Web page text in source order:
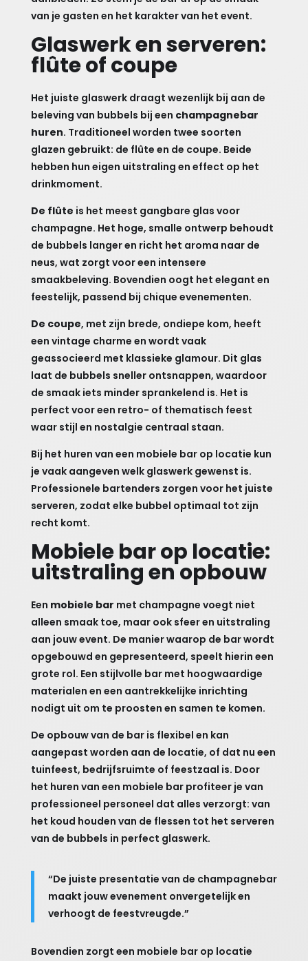
van je gasten en het karakter van het event.
Glaswerk en serveren:
flûte of coupe
Het juiste glaswerk draagt wezenlijk bij aan de
beleving van bubbels bij een champagnebar
huren. Traditioneel worden twee soorten
glazen gebruikt: de flûte en de coupe. Beide
hebben hun eigen uitstraling en effect op het
drinkmoment.
De flûte is het meest gangbare glas voor
champagne. Het hoge, smalle ontwerp behoudt
de bubbels langer en richt het aroma naar de
neus, wat zorgt voor een intensere
smaakbeleving. Bovendien oogt het elegant en
feestelijk, passend bij chique evenementen.
De coupe, met zijn brede, ondiepe kom, heeft
een vintage charme en wordt vaak
geassocieerd met klassieke glamour. Dit glas
laat de bubbels sneller ontsnappen, waardoor
de smaak iets minder sprankelend is. Het is
perfect voor een retro- of thematisch feest
waar stijl en nostalgie centraal staan.
Bij het huren van een mobiele bar op locatie kun
je vaak aangeven welk glaswerk gewenst is.
Professionele bartenders zorgen voor het juiste
serveren, zodat elke bubbel optimaal tot zijn
recht komt.
Mobiele bar op locatie:
uitstraling en opbouw
Een mobiele bar met champagne voegt niet
alleen smaak toe, maar ook sfeer en uitstraling
aan jouw event. De manier waarop de bar wordt
opgebouwd en gepresenteerd, speelt hierin een
grote rol. Een stijlvolle bar met hoogwaardige
materialen en een aantrekkelijke inrichting
nodigt uit om te proosten en samen te komen.
De opbouw van de bar is flexibel en kan
aangepast worden aan de locatie, of dat nu een
tuinfeest, bedrijfsruimte of feestzaal is. Door
het huren van een mobiele bar profiteer je van
professioneel personeel dat alles verzorgt: van
het koud houden van de flessen tot het serveren
van de bubbels in perfect glaswerk.
“De juiste presentatie van de champagnebar
maakt jouw evenement onvergetelijk en
verhoogt de feestvreugde.”
Bovendien zorgt een mobiele bar op locatie